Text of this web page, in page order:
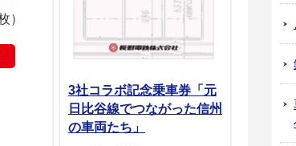
）
3社コラボ記念乗車券「元
日比谷線でつながった信州
の車両たち」